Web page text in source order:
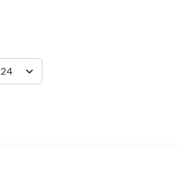
24